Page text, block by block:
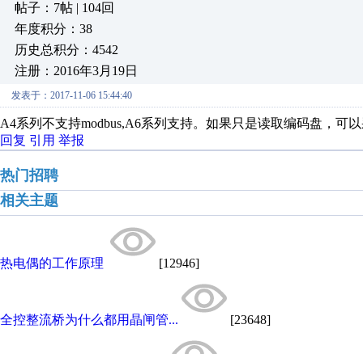
帖子：7帖 | 104回
年度积分：38
历史总积分：4542
注册：2016年3月19日
发表于：2017-11-06 15:44:40
A4系列不支持modbus,A6系列支持。如果只是读取编码盘，可
回复 引用 举报
热门招聘
相关主题
热电偶的工作原理 [12946]
全控整流桥为什么都用晶闸管... [23648]